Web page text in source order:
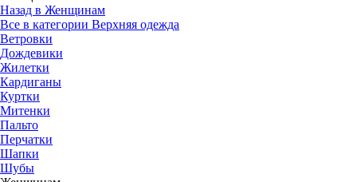
Назад в Женщинам
Все в категории Верхняя одежда
Ветровки
Дождевики
Жилетки
Кардиганы
Куртки
Митенки
Пальто
Перчатки
Шапки
Шубы